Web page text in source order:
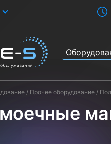
Прочее оборудование